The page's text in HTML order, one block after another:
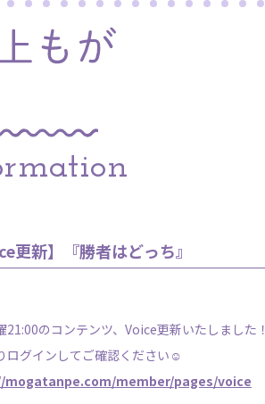
更新】『勝者はどっち』
21:00のコンテンツ、Voice更新いたしました！
ログインしてご確認ください☺️
member/pages/voice